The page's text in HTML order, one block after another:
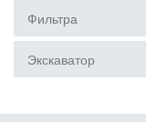
Фильтра
Экскаватор